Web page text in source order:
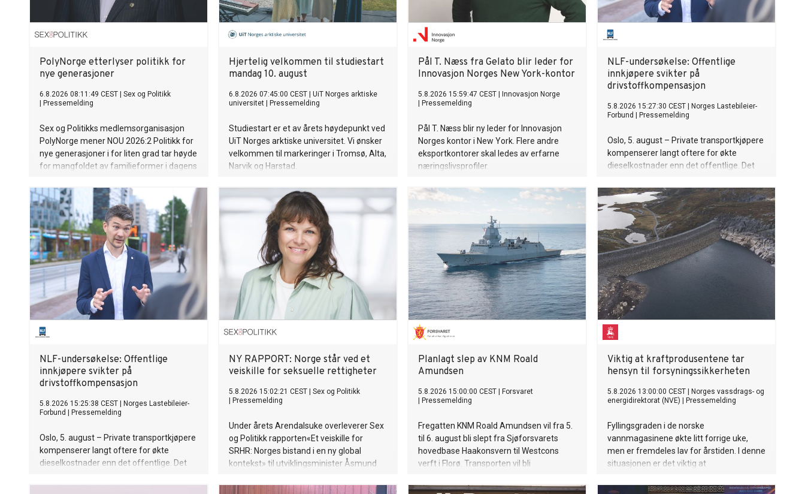
Sammen med singelen slipper hun en
offisiell musikkvideo på YouTube, som tar
deg med inn i det nye universet visuelt.
PolyNorge etterlyser politikk for
nye generasjoner
6.8.2026 08:11:49 CEST
Sex og Politikk
Pressemelding
Sex og Politikks medlemsorganisasjon
PolyNorge mener NOU 2026:2 Politikk for
nye generasjoner i for liten grad tar høyde
for mangfoldet av familieformer i dagens
Hjertelig velkommen til studiestart
mandag 10. august
6.8.2026 07:45:00 CEST
UiT Norges arktiske
universitet
Pressemelding
Studiestart er et av årets høydepunkt ved
UiT Norges arktiske universitet. Vi ønsker
velkommen til markeringer i Tromsø, Alta,
Narvik og Harstad.
Pål T. Næss fra Gelato blir leder for
Innovasjon Norges New York-kontor
5.8.2026 15:59:47 CEST
Innovasjon Norge
Pressemelding
Pål T. Næss blir ny leder for Innovasjon
Norges kontor i New York. Flere andre
eksportkontorer skal ledes av erfarne
næringslivsprofiler.
NLF-undersøkelse: Offentlige
innkjøpere svikter på
drivstoffkompensasjon
5.8.2026 15:27:30 CEST
Norges Lastebileier-
Forbund
Pressemelding
Oslo, 5. august – Private transportkjøpere
kompenserer langt oftere for økte
dieselkostnader enn det offentlige. Det
Lastebileier-Forbund (NLF). Nær
halvparten (48 prosent) av
transportørene med private kontrakter
oppgir at de får dekket hele eller store
deler av økte drivstoffkostnader. For
kommunale kontrakter er andelen 35
prosent, mens den er rundt 10 prosent for
fylkeskommunale og statlige avtaler.
NLF-undersøkelse: Offentlige
innkjøpere svikter på
drivstoffkompensasjon
5.8.2026 15:25:38 CEST
Norges Lastebileier-
Forbund
Pressemelding
Oslo, 5. august – Private transportkjøpere
kompenserer langt oftere for økte
dieselkostnader enn det offentlige. Det
Lastebileier-Forbund (NLF). Nær
NY RAPPORT: Norge står ved et
veiskille for seksuelle rettigheter
5.8.2026 15:02:21 CEST
Sex og Politikk
Pressemelding
Under årets Arendalsuke overleverer Sex
og Politikk rapporten«Et veiskille for
SRHR: Norges bistand i en ny global
kontekst» til utviklingsminister Åsmund
Planlagt slep av KNM Roald
Amundsen
5.8.2026 15:00:00 CEST
Forsvaret
Pressemelding
Fregatten KNM Roald Amundsen vil fra 5.
til 6. august bli slept fra Sjøforsvarets
hovedbase Haakonsvern til Westcons
verft i Florø. Transporten vil bli
Viktig at kraftprodusentene tar
hensyn til forsyningssikkerheten
5.8.2026 13:00:00 CEST
Norges vassdrags- og
energidirektorat (NVE)
Pressemelding
Fyllingsgraden i de norske
vannmagasinene økte litt forrige uke,
men er fremdeles lav for årstiden. I denne
situasjonen er det viktig at
ansvaret de har for vinterens